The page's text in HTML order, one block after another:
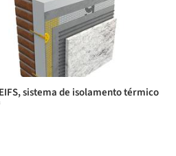
sistema de isolamento térmico